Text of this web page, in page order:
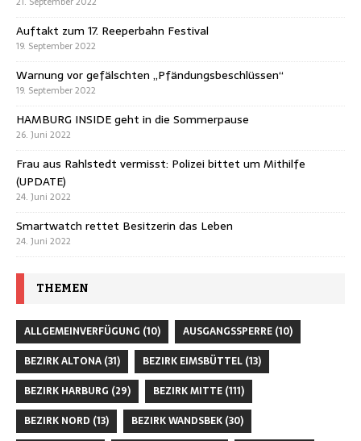
Auftakt zum 17. Reeperbahn Festival
19. September 2022
Warnung vor gefälschten „Pfändungsbeschlüssen“
19. September 2022
HAMBURG INSIDE geht in die Sommerpause
26. Juni 2022
Frau aus Rahlstedt vermisst: Polizei bittet um Mithilfe
(UPDATE)
24. Juni 2022
Smartwatch rettet Besitzerin das Leben
24. Juni 2022
THEMEN
ALLGEMEINVERFÜGUNG (10) AUSGANGSSPERRE (10)
BEZIRK ALTONA (31) BEZIRK EIMSBÜTTEL (13)
BEZIRK HARBURG (29) BEZIRK MITTE (111)
BEZIRK NORD (13) BEZIRK WANDSBEK (30)